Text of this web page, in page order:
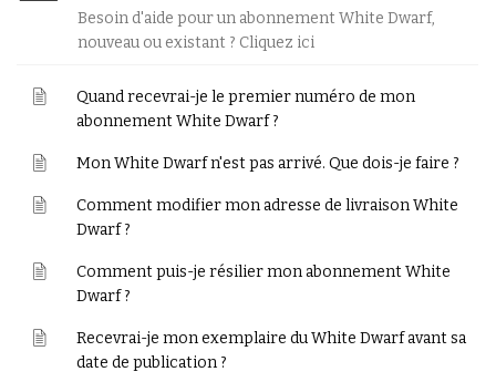
Besoin d'aide pour un abonnement White Dwarf,
nouveau ou existant ? Cliquez ici
Quand recevrai-je le premier numéro de mon
abonnement White Dwarf ?
Mon White Dwarf n'est pas arrivé. Que dois-je faire ?
Comment modifier mon adresse de livraison White
Dwarf ?
Comment puis-je résilier mon abonnement White
Dwarf ?
Recevrai-je mon exemplaire du White Dwarf avant sa
date de publication ?